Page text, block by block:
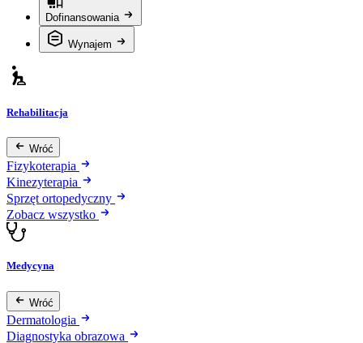
Dofinansowania
Wynajem
Rehabilitacja
Wróć
Fizykoterapia
Kinezyterapia
Sprzęt ortopedyczny
Zobacz wszystko
Medycyna
Wróć
Dermatologia
Diagnostyka obrazowa